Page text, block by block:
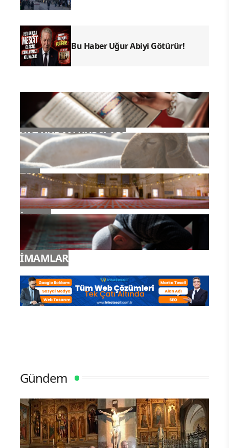
Bu Haber Uğur Abiyi Götürür!
YAZ KURAN KURSLARI
TDV
İSLAM
İMAMLAR
Gündem